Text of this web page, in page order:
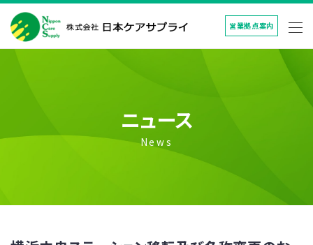
営業拠点案内
ニュース
News